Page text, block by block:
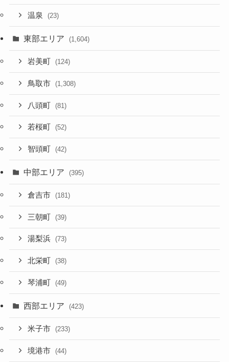
温泉 (23)
東部エリア (1,604)
岩美町 (124)
鳥取市 (1,308)
八頭町 (81)
若桜町 (52)
智頭町 (42)
中部エリア (395)
倉吉市 (181)
三朝町 (39)
湯梨浜 (73)
北栄町 (38)
琴浦町 (49)
西部エリア (423)
米子市 (233)
境港市 (44)